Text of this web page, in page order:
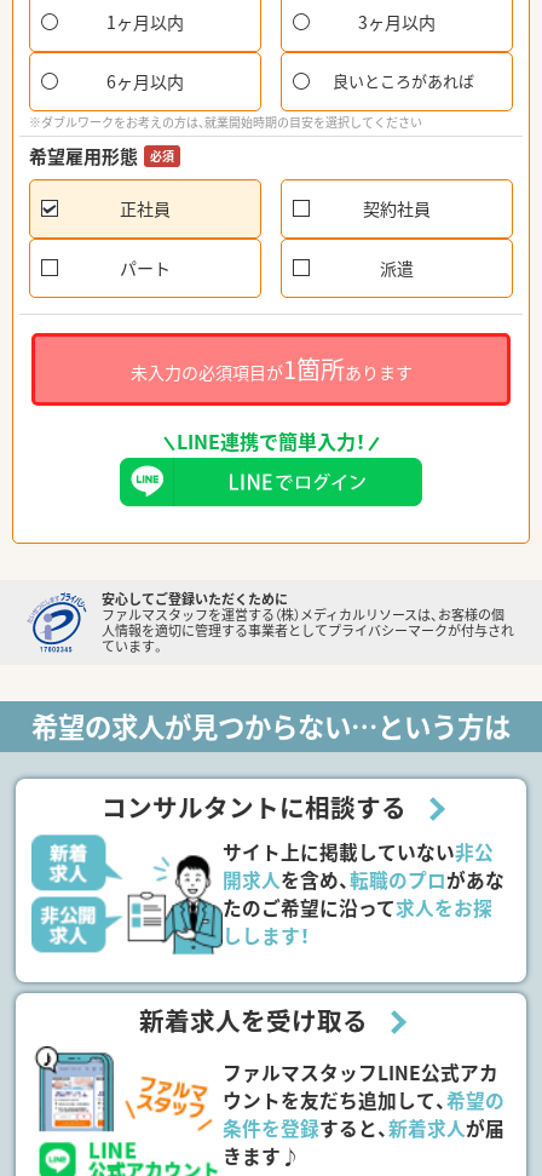
1ヶ月以内 3ヶ月以内
6ヶ月以内 良いところがあれば
※ダブルワークをお考えの方は、就業開始時期の目安を選択してください
希望雇用形態 必須
正社員 契約社員
パート 派遣
未入力の必須項目が1箇所あります
LINE連携で簡単入力！
安心してご登録いただくために
ファルマスタッフを運営する（株）メディカルリソースは、お客様の個
人情報を適切に管理する事業者としてプライバシーマークが付与され
ています。
希望の求人が見つからない…という方は
コンサルタントに相談する
サイト上に掲載していない非公
開求人を含め、転職のプロがあな
たのご希望に沿って求人をお探
しします！
新着求人を受け取る
ファルマスタッフLINE公式アカ
ウントを友だち追加して、希望の
条件を登録すると、新着求人が届
きます♪